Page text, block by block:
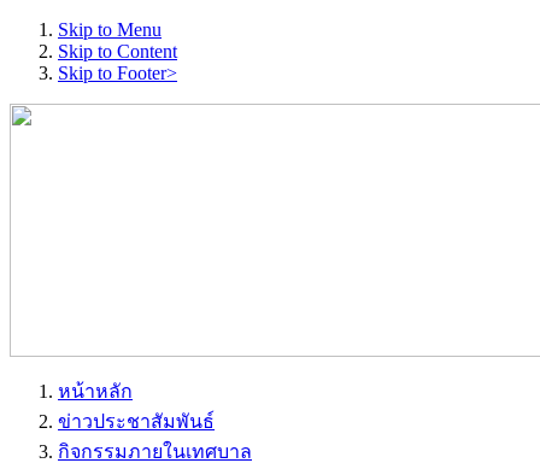
Skip to Menu
Skip to Content
Skip to Footer>
หน้าหลัก
ข่าวประชาสัมพันธ์
กิจกรรมภายในเทศบาล